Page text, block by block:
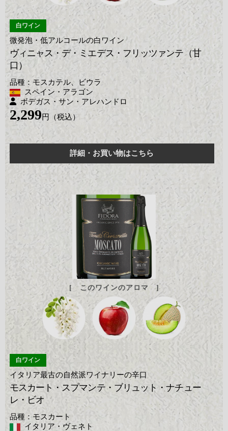
白ワイン
微発泡・低アルコールの白ワイン
ヴィニャス・デ・ミエデス・フリッツァンテ（甘
口）
モスカテル、ビウラ
スペイン・アラゴン
ボデガス・サン・アレハンドロ
2,299
詳細・お買い物はこちら
白ワイン
イタリア最古の自然派ワイナリーの辛口
モスカート・スプマンテ・ブリュット・ナチュー
レ・ビオ
モスカート
イタリア・ヴェネト
[ このワインのアロマ ]